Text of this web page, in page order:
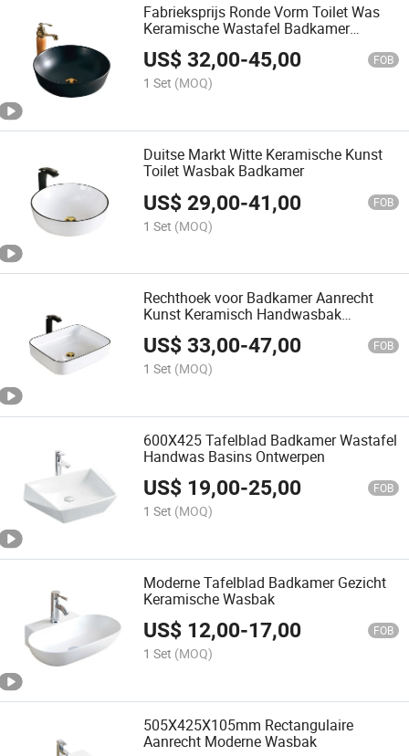
Fabrieksprijs Ronde Vorm Toilet Was
Keramische Wastafel Badkamer
Wastafel
US$32,00-45,00 FOB
1 Set (MOQ)
Duitse Markt Witte Keramische Kunst
Toilet Wasbak Badkamer
US$29,00-41,00 FOB
1 Set (MOQ)
Rechthoek voor Badkamer Aanrecht
Kunst Keramisch Handwasbak
Wastafel
US$33,00-47,00 FOB
1 Set (MOQ)
600X425 Tafelblad Badkamer Wastafel
Handwas Basins Ontwerpen
US$ 19,00-25,00 FOB
1 Set (MOQ)
Moderne Tafelblad Badkamer Gezicht
Keramische Wasbak
US$ 12,00-17,00 FOB
1 Set (MOQ)
505X425X105mm Rectangulaire
Aanrecht Moderne Wasbak